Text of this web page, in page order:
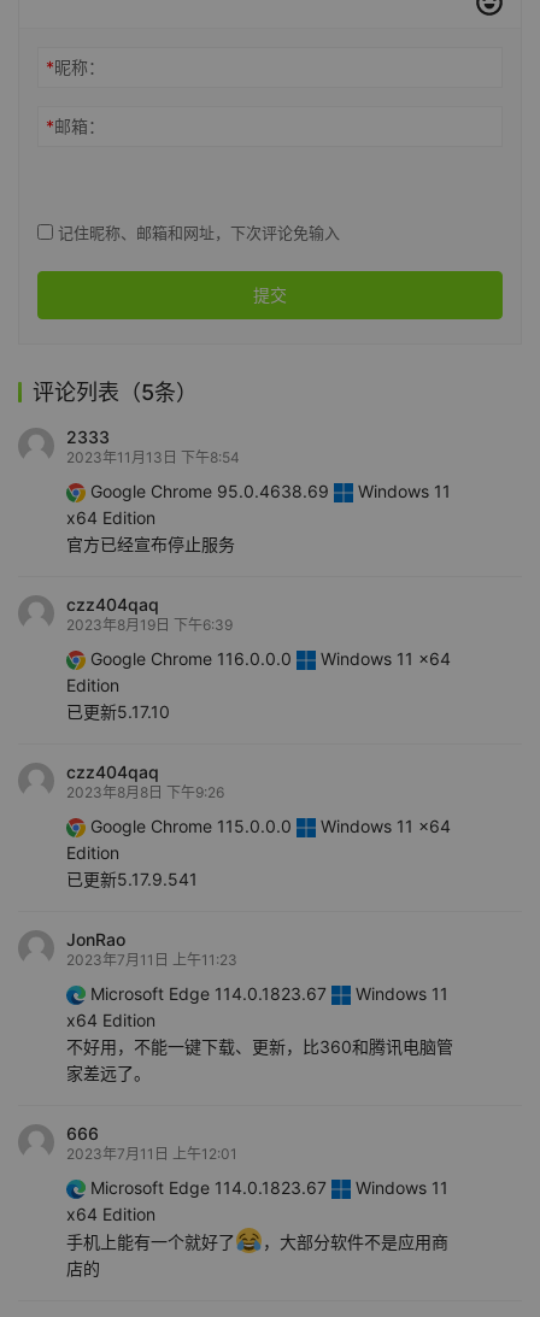
*昵称：
*邮箱：
记住昵称、邮箱和网址，下次评论免输入
提交
评论列表（5条）
2333
2023年11月13日 下午8:54
Google Chrome 95.0.4638.69
Windows 11
x64 Edition
官方已经宣布停止服务
czz404qaq
2023年8月19日 下午6:39
Google Chrome 116.0.0.0
Windows 11 x64
Edition
已更新5.17.10
czz404qaq
2023年8月8日 下午9:26
Google Chrome 115.0.0.0
Windows 11 x64
Edition
已更新5.17.9.541
JonRao
2023年7月11日 上午11:23
Microsoft Edge 114.0.1823.67
Windows 11
x64 Edition
不好用，不能一键下载、更新，比360和腾讯电脑管
家差远了。
666
2023年7月11日 上午12:01
Microsoft Edge 114.0.1823.67
Windows 11
x64 Edition
手机上能有一个就好了
，大部分软件不是应用商
店的